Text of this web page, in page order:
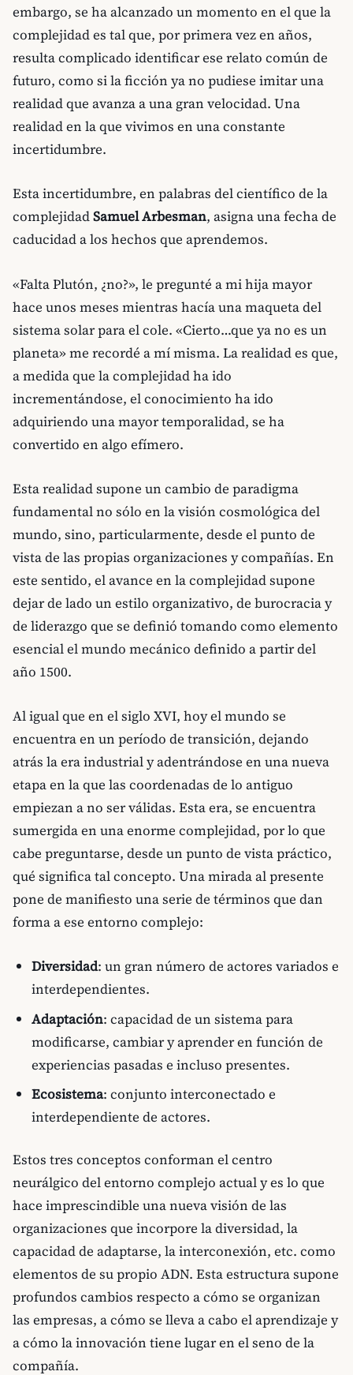
embargo, se ha alcanzado un momento en el que la
complejidad es tal que, por primera vez en años,
resulta complicado identificar ese relato común de
futuro, como si la ficción ya no pudiese imitar una
realidad que avanza a una gran velocidad. Una
realidad en la que vivimos en una constante
incertidumbre.
Esta incertidumbre, en palabras del científico de la
complejidadSamuel Arbesman, asigna una fecha de
caducidad a los hechos que aprendemos.
«Falta Plutón, ¿no?», le pregunté a mi hija mayor
hace unos meses mientras hacía una maqueta del
sistema solar para el cole. «Cierto…que ya no es un
planeta» me recordé a mí misma. La realidad es que,
a medida que la complejidad ha ido
incrementándose, el conocimiento ha ido
adquiriendo una mayor temporalidad, se ha
convertido en algo efímero.
Esta realidad supone un cambio de paradigma
fundamental no sólo en la visión cosmológica del
mundo, sino, particularmente, desde el punto de
vista de las propias organizaciones y compañías. En
este sentido, el avance en la complejidad supone
dejar de lado un estilo organizativo, de burocracia y
de liderazgo que se definió tomando como elemento
esencial el mundo mecánico definido a partir del
año 1500.
Al igual que en el siglo XVI, hoy el mundo se
encuentra en un período de transición, dejando
atrás la era industrial y adentrándose en una nueva
etapa en la que las coordenadas de lo antiguo
empiezan a no ser válidas. Esta era, se encuentra
sumergida en una enorme complejidad, por lo que
cabe preguntarse, desde un punto de vista práctico,
qué significa tal concepto. Una mirada al presente
pone de manifiesto una serie de términos que dan
forma a ese entorno complejo:
Diversidad: un gran número de actores variados e
interdependientes.
Adaptación: capacidad de un sistema para
modificarse, cambiar y aprender en función de
experiencias pasadas e incluso presentes.
Ecosistema: conjunto interconectado e
interdependiente de actores.
Estos tres conceptos conforman el centro
neurálgico del entorno complejo actual y es lo que
hace imprescindible una nueva visión de las
organizaciones que incorpore la diversidad, la
capacidad de adaptarse, la interconexión, etc. como
elementos de su propio ADN. Esta estructura supone
profundos cambios respecto a cómo se organizan
las empresas, a cómo se lleva a cabo el aprendizaje y
a cómo la innovación tiene lugar en el seno de la
compañía.